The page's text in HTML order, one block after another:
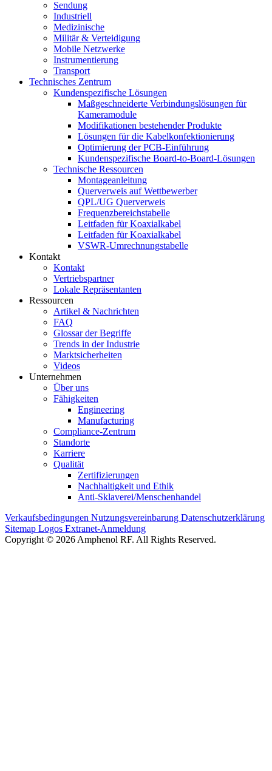
Sendung
Industriell
Medizinische
Militär & Verteidigung
Mobile Netzwerke
Instrumentierung
Transport
Technisches Zentrum
Kundenspezifische Lösungen
Maßgeschneiderte Verbindungslösungen für
Kameramodule
Modifikationen bestehender Produkte
Lösungen für die Kabelkonfektionierung
Optimierung der PCB-Einführung
Kundenspezifische Board-to-Board-Lösungen
Technische Ressourcen
Montageanleitung
Querverweis auf Wettbewerber
QPL/UG Querverweis
Frequenzbereichstabelle
Leitfaden für Koaxialkabel
Leitfaden für Koaxialkabel
VSWR-Umrechnungstabelle
Kontakt
Kontakt
Vertriebspartner
Lokale Repräsentanten
Ressourcen
Artikel & Nachrichten
FAQ
Glossar der Begriffe
Trends in der Industrie
Marktsicherheiten
Videos
Unternehmen
Über uns
Fähigkeiten
Engineering
Manufacturing
Compliance-Zentrum
Standorte
Karriere
Qualität
Zertifizierungen
Nachhaltigkeit und Ethik
Anti-Sklaverei/Menschenhandel
Verkaufsbedingungen Nutzungsvereinbarung Datenschutzerklärung
Sitemap Logos Extranet-Anmeldung
Copyright © 2026 Amphenol RF. All Rights Reserved.